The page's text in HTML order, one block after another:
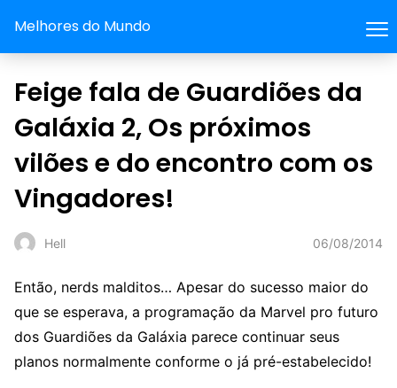
Melhores do Mundo
Feige fala de Guardiões da
Galáxia 2, Os próximos
vilões e do encontro com os
Vingadores!
Hell 06/08/2014
Então, nerds malditos… Apesar do sucesso maior do
que se esperava, a programação da Marvel pro futuro
dos Guardiões da Galáxia parece continuar seus
planos normalmente conforme o já pré-estabelecido!